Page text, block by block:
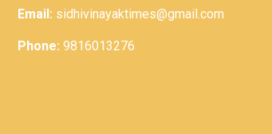
Email: sidhivinayaktimes@gmail.com
Phone: 9816013276